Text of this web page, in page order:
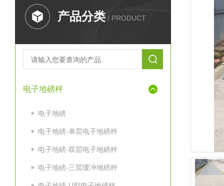
产品分类 / PRODUCT
电子地磅秤
电子地磅
电子地磅-单层电子地磅秤
电子地磅-双层电子地磅秤
电子地磅-三层缓冲地磅秤